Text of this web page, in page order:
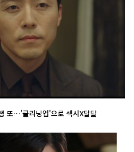
또…'클리닝업'으로 섹시X달달